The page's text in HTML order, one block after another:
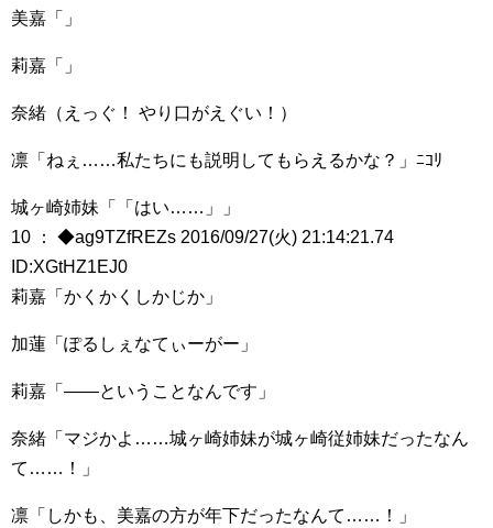
美嘉「」
莉嘉「」
奈緒（えっぐ！ やり口がえぐい！）
凛「ねぇ……私たちにも説明してもらえるかな？」ﾆｺﾘ
城ヶ崎姉妹「「はい……」」
10 ： ◆ag9TZfREZs 2016/09/27(火) 21:14:21.74
ID:XGtHZ1EJ0
莉嘉「かくかくしかじか」
加蓮「ぽるしぇなてぃーがー」
莉嘉「――ということなんです」
奈緒「マジかよ……城ヶ崎姉妹が城ヶ崎従姉妹だったなん
て……！」
凛「しかも、美嘉の方が年下だったなんて……！」